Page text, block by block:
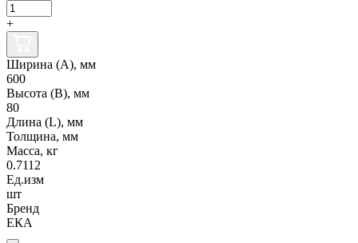
+
Ширина (А), мм
600
Высота (В), мм
80
Длина (L), мм
Толщина, мм
Масса, кг
0.7112
Ед.изм
шт
Бренд
ЕКА